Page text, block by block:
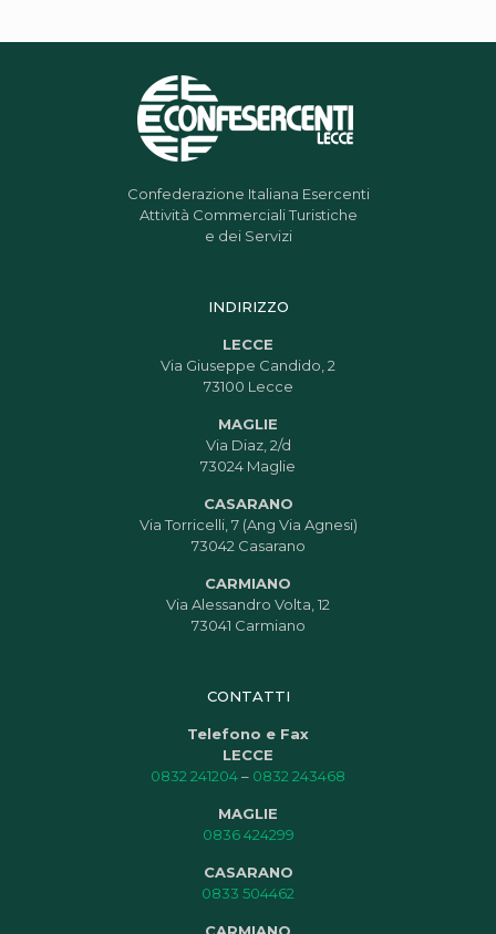
Confederazione Italiana Esercenti
Attività Commerciali Turistiche
e dei Servizi
INDIRIZZO
LECCE
Via Giuseppe Candido, 2
73100 Lecce
MAGLIE
Via Diaz, 2/d
73024 Maglie
CASARANO
Via Torricelli, 7 (Ang Via Agnesi)
73042 Casarano
CARMIANO
Via Alessandro Volta, 12
73041 Carmiano
CONTATTI
Telefono e Fax
LECCE
0832 241204– 0832 243468
MAGLIE
0836 424299
CASARANO
0833 504462